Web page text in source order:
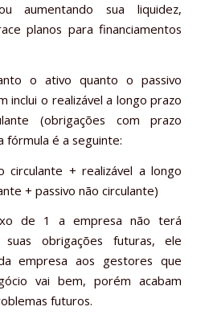
aumentando sua liquidez,
planos para financiamentos
o ativo quanto o passivo
inclui o realizável a longo prazo
(obrigações com prazo
fórmula é a seguinte:
circulante + realizável a longo
+ passivo não circulante)
de 1 a empresa não terá
obrigações futuras, ele
empresa aos gestores que
vai bem, porém acabam
futuros.